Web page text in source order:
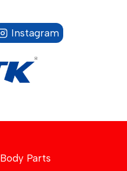
Instagram
Body Parts